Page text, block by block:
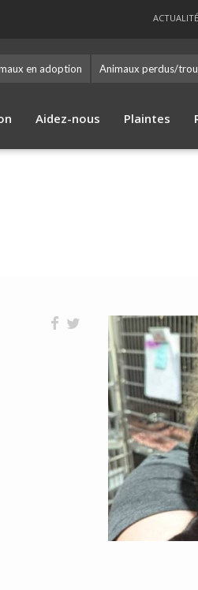
en adoption Animaux perdus/
Aidez-nous Plaintes